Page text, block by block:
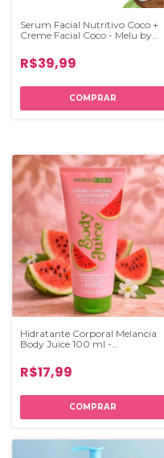
Serum Facial Nutritivo Coco +
Creme Facial Coco - Melu by
R$39,99
Hidratante Corporal Melancia
Body Juice 100 ml -
R$17,99